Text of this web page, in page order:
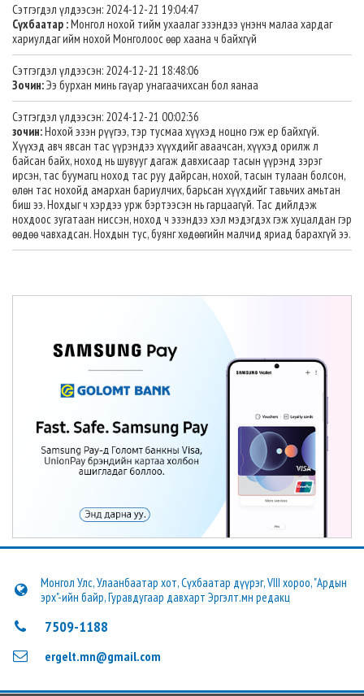
Сэтгэгдэл үлдээсэн: 2024-12-21 19:04:47
Сүхбаатар :Монгол нохой тийм ухаалаг эзэндээ үнэнч малаа хардаг
хариулдаг ийм нохой Монголоос өөр хаана ч байхгүй
Сэтгэгдэл үлдээсэн: 2024-12-21 18:48:06
Зочин:Ээ бурхан минь гаүар унагаачихсан бол яанаа
Сэтгэгдэл үлдээсэн: 2024-12-21 00:02:36
зочин:Нохой эзэн рүүгээ, тэр тусмаа хүүхэд ноцно гэж ер байхгүй.
Хүүхэд авч явсан тас үүрэндээ хүүхдийг аваачсан, хүүхэд орилж л
байсан байх, ноход нь шувууг дагаж давхисаар тасын үүрэнд зэрэг
ирсэн, тас буумагц ноход тас руу дайрсан, нохой, тасын тулаан болсон,
өлөн тас нохойд амархан бариулчих, барьсан хүүхдийг тавьчих амьтан
биш ээ. Нохдыг ч хэрдээ урж бэртээсэн нь гарцаагүй. Тас дийлдэж
нохдоос зугатаан ниссэн, ноход ч эзэндээ хэл мэдэгдэх гэж хуцалдан гэр
өөдөө чавхадсан. Нохдын тус, буянг хөдөөгийн малчид яриад барахгүй ээ.
Монгол Улс, Улаанбаатар хот, Сүхбаатар дүүрэг, VIII хороо, "Ардын
эрх"-ийн байр, Гуравдугаар давхарт Эргэлт.мн редакц
7509-1188
ergelt.mn@gmail.com